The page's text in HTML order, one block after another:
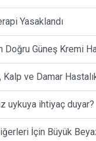
Yasaklandı
Doğru Güneş Kremi
Kalp ve Damar
uykuya ihtiyaç duyar?
İçin Büyük